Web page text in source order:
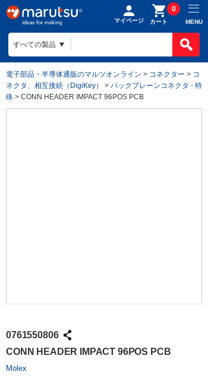
マイページ カート
0
MENU
電子部品・半導体通販のマルツオンライン > コネクター > コ
ネクタ、相互接続（DigiKey）
> バックプレーンコネクタ - 特
殊 > CONN HEADER IMPACT 96POS PCB
0761550806
CONN HEADER IMPACT 96POS PCB
Molex